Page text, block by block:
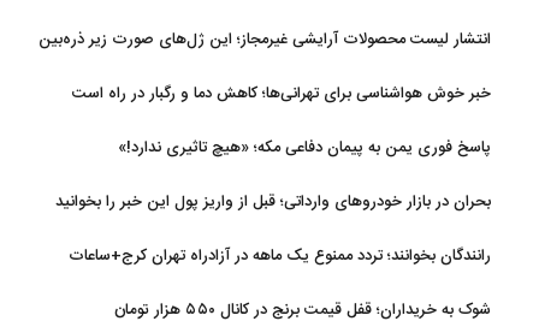
انتشار لیست محصولات آرایشی غیرمجاز؛ این ژل‌های صورت زیر ذره‌بین
خبر خوش هواشناسی برای تهرانی‌ها؛ کاهش دما و رگبار در راه است
پاسخ فوری یمن به پیمان دفاعی مکه؛ «هیچ تاثیری ندارد!»
بحران در بازار خودروهای وارداتی؛ قبل از واریز پول این خبر را بخوانید
رانندگان بخوانند؛ تردد ممنوع یک ماهه در آزادراه تهران کرج+ساعات
شوک به خریداران؛ قفل قیمت برنج در کانال ۵۵۰ هزار تومان